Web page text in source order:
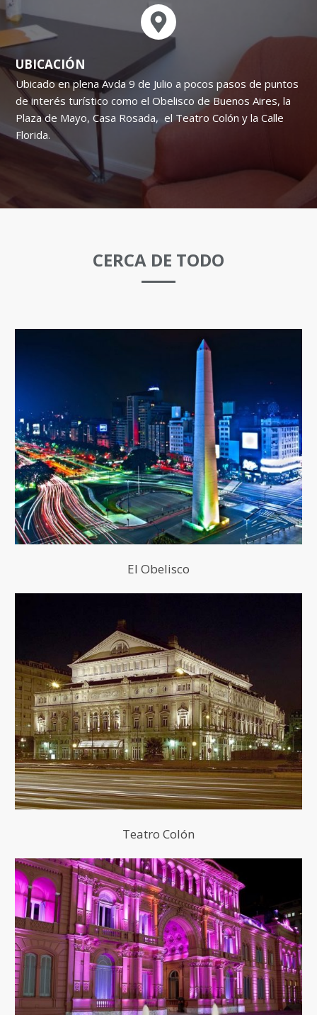
UBICACIÓN
Ubicado en plena Avda 9 de Julio a pocos pasos de puntos
de interés turístico como el Obelisco de Buenos Aires, la
Plaza de Mayo, Casa Rosada, el Teatro Colón y la Calle
Florida.
CERCA DE TODO
El Obelisco
Teatro Colón